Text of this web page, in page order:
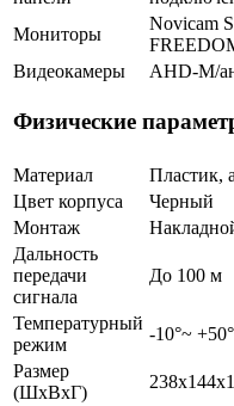
Мониторы
Novicam
Видеокамеры
AHD-M/
Физические
Материал
Пластик,
Цвет корпуса
Черный
Монтаж
Дальность
передачи
сигнала
До 100 м
Температурный
режим
-10°~
Размер
(ШxВxГ)